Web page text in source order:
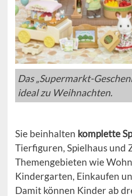
Das „Supermarkt-
ideal zu Weihnachten.
Sie beinhalten komplette
Tierfiguren, Spielhaus und
Themengebieten wie
Kindergarten, Einkaufen
Damit können Kinder ab